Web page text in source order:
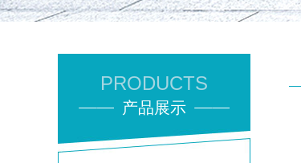
PRODUCTS
产品展示